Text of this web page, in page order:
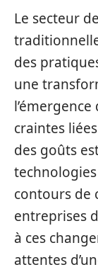
Le secteur
des
une
craintes
des goûts
contours de
entreprises
à ces
attentes